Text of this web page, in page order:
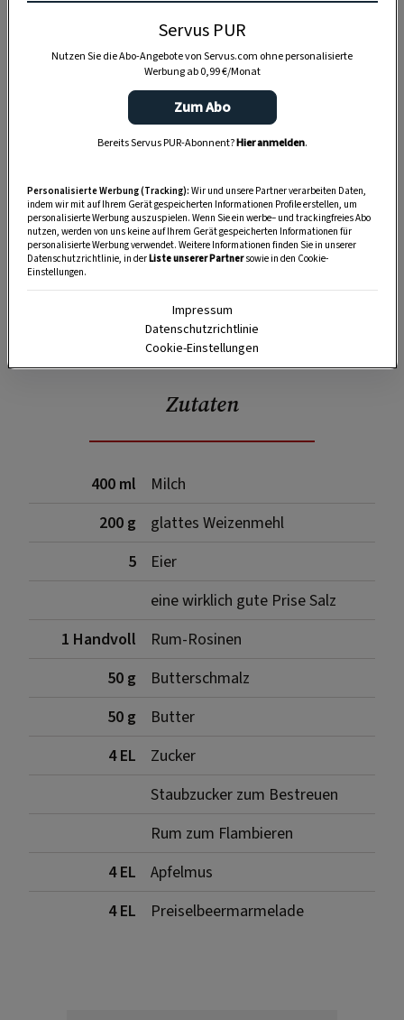
SPEICHERN DRUCKEN
Zutaten
400 ml
Milch
200 g
glattes Weizenmehl
5
Eier
eine wirklich gute Prise Salz
1 Handvoll
Rum-Rosinen
50 g
Butterschmalz
50 g
Butter
4 EL
Zucker
Staubzucker zum Bestreuen
Rum zum Flambieren
4 EL
Apfelmus
4 EL
Preiselbeermarmelade
Servus PUR
Nutzen Sie die Abo-Angebote von Servus.com ohne personalisierte
Werbung ab 0,99 €/Monat
Zum Abo
Bereits Servus PUR-Abonnent?Hier anmelden.
Personalisierte Werbung (Tracking): Wir und unsere Partner verarbeiten Daten,
indem wir mit auf Ihrem Gerät gespeicherten Informationen Profile erstellen, um
personalisierte Werbung auszuspielen. Wenn Sie ein werbe– und trackingfreies Abo
nutzen, werden von uns keine auf Ihrem Gerät gespeicherten Informationen für
personalisierte Werbung verwendet. Weitere Informationen finden Sie in unserer
Datenschutzrichtlinie, in derListe unserer Partnersowie in den Cookie-
Einstellungen.
Impressum
Datenschutzrichtlinie
Cookie-Einstellungen